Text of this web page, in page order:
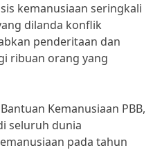
kemanusiaan seringkali
dilanda konflik
penderitaan dan
ribuan orang yang
Kemanusiaan PBB,
seluruh dunia
pada tahun